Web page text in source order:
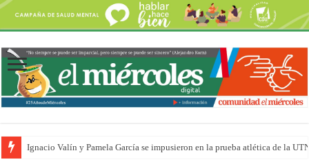
Ignacio Valín y Pamela García se impusieron en la prueba atlética de la